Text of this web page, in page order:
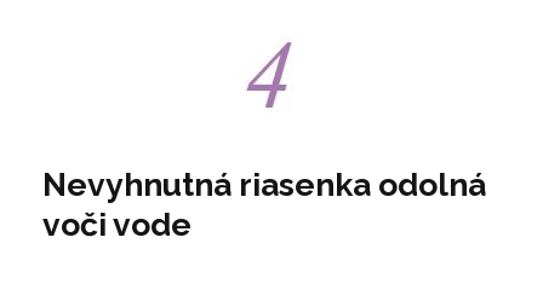
Nevyhnutná riasenka odolná
voči vode